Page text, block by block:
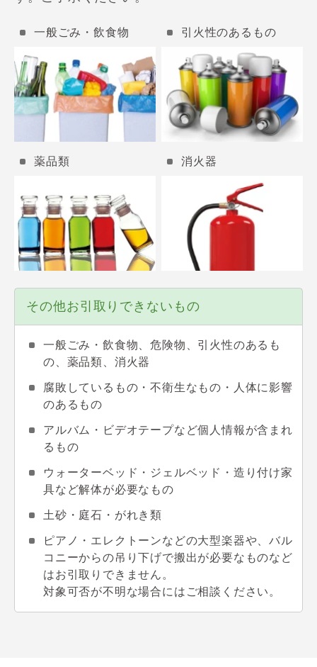
一般ごみ・飲食物 引火性のあるもの
薬品類 消火器
その他お引取りできないもの
一般ごみ・飲食物、危険物、引火性のあるも
の、薬品類、消火器
腐敗しているもの・不衛生なもの・人体に影響
のあるもの
アルバム・ビデオテープなど個人情報が含まれ
るもの
ウォーターベッド・ジェルベッド・造り付け家
具など解体が必要なもの
土砂・庭石・がれき類
ピアノ・エレクトーンなどの大型楽器や、バル
コニーからの吊り下げで搬出が必要なものなど
はお引取りできません。
対象可否が不明な場合にはご相談ください。